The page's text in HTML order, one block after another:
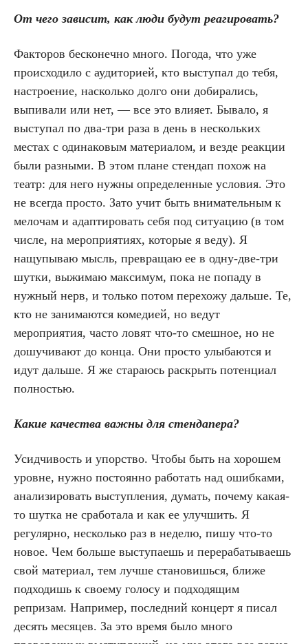
От чего зависит, как люди будут реагировать?
Факторов бесконечно много. Погода, что уже
происходило с аудиторией, кто выступал до тебя,
настроение, насколько долго они добирались,
выпивали или нет, — все это влияет. Бывало, я
выступал по два-три раза в день в нескольких
местах с одинаковым материалом, и везде реакции
были разными. В этом плане стендап похож на
театр: для него нужны определенные условия. Это
не всегда просто. Зато учит быть внимательным к
мелочам и адаптировать себя под ситуацию (в том
числе, на мероприятиях, которые я веду). Я
нащупываю мысль, превращаю ее в одну-две-три
шутки, выжимаю максимум, пока не попаду в
нужный нерв, и только потом перехожу дальше. Те,
кто не занимаются комедией, но ведут
мероприятия, часто ловят что-то смешное, но не
дошучивают до конца. Они просто улыбаются и
идут дальше. Я же стараюсь раскрыть потенциал
полностью.
Какие качества важны для стендапера?
Усидчивость и упорство. Чтобы быть на хорошем
уровне, нужно постоянно работать над ошибками,
анализировать выступления, думать, почему какая-
то шутка не сработала и как ее улучшить. Я
регулярно, несколько раз в неделю, пишу что-то
новое. Чем больше выступаешь и перерабатываешь
свой материал, тем лучше становишься, ближе
подходишь к своему голосу и подходящим
репризам. Например, последний концерт я писал
десять месяцев. За это время было много